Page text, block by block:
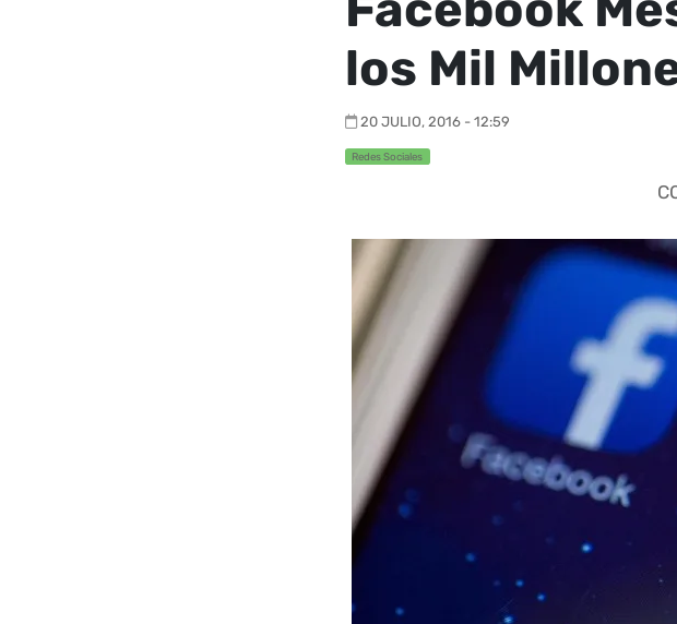
los Mil
20 JULIO, 2016 - 12:59
Redes Sociales